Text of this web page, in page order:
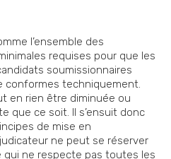
l’ensemble des
requises pour que les
soumissionnaires
conformes techniquement.
en rien être diminuée ou
que ce soit. Il s’ensuit donc
de mise en
ne peut se réserver
qui ne respecte pas toutes les